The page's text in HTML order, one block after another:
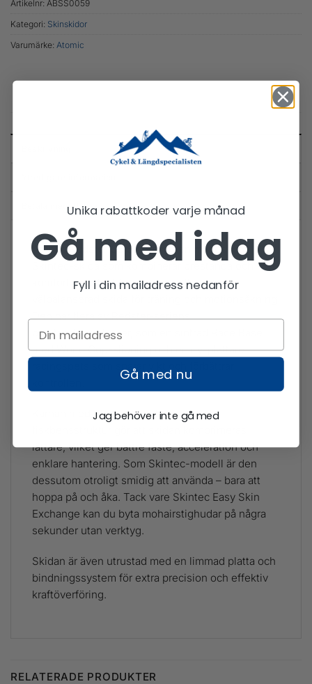
Artikelnr: ABSS0059
Kategori: Skinskidor
Varumärke: Atomic
Betala med Klarna
Atomic Redster C5 Skintec är en mångsidig
komfort – perfekt för dig som vill ha en
Den har flera av Redster-seriens
prestandafunktioner, som en sintrad Race Base
med World Cup-slipning och en ny, plattare
racingspets som sparar vikt och förbättrar
Kärnan med Stringer-förstärkning och
lättare, vilket ger bättre fäste, acceleration och
enklare hantering. Som Skintec-modell är den
dessutom otroligt smidig att använda – bara att
hoppa på och åka. Tack vare Skintec Easy Skin
Exchange kan du byta mohairstighudar på några
sekunder utan verktyg.
Skidan är även utrustad med en limmad platta och
bindningssystem för extra precision och effektiv
kraftöverföring.
RELATERADE PRODUKTER
Unika rabattkoder varje månad
Gå med idag
Fyll i din mailadress nedanför
Gå med nu
Jag behöver inte gå med